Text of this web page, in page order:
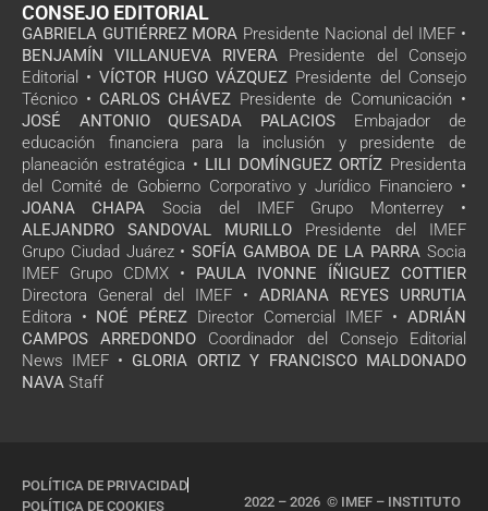
CONSEJO EDITORIAL
GABRIELA GUTIÉRREZ MORA Presidente Nacional del IMEF •
BENJAMÍN VILLANUEVA RIVERA Presidente del Consejo
Editorial • VÍCTOR HUGO VÁZQUEZ Presidente del Consejo
Técnico • CARLOS CHÁVEZ Presidente de Comunicación •
JOSÉ ANTONIO QUESADA PALACIOS Embajador de
educación financiera para la inclusión y presidente de
planeación estratégica • LILI DOMÍNGUEZ ORTÍZ Presidenta
del Comité de Gobierno Corporativo y Jurídico Financiero •
JOANA CHAPA Socia del IMEF Grupo Monterrey •
ALEJANDRO SANDOVAL MURILLO Presidente del IMEF
Grupo Ciudad Juárez • SOFÍA GAMBOA DE LA PARRA Socia
IMEF Grupo CDMX • PAULA IVONNE ÍÑIGUEZ COTTIER
Directora General del IMEF • ADRIANA REYES URRUTIA
Editora • NOÉ PÉREZ Director Comercial IMEF • ADRIÁN
CAMPOS ARREDONDO Coordinador del Consejo Editorial
News IMEF • GLORIA ORTIZ Y FRANCISCO MALDONADO
NAVA Staff
2022 – 2026 © IMEF – INSTITUTO
POLÍTICA DE PRIVACIDAD
POLÍTICA DE COOKIES